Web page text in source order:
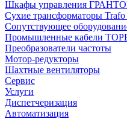
Шкафы управления
Сухие трансформаторы Trafo
Сопутствующее
Промышленные кабели
Преобразователи частоты
Мотор-редукторы
Шахтные вентиляторы
Сервис
Услуги
Диспетчеризация
Автоматизация